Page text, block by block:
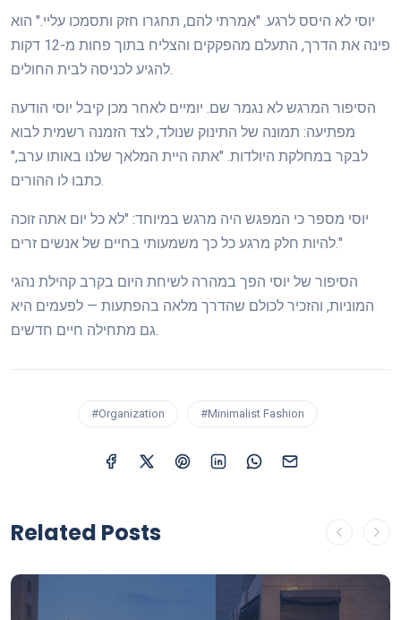
יוסי לא היסס לרגע. "אמרתי להם, תחגרו חזק ותסמכו עליי." הוא
פינה את הדרך, התעלם מהפקקים והצליח בתוך פחות מ-12 דקות
הסיפור המרגש לא נגמר שם. יומיים לאחר מכן קיבל יוסי הודעה
מפתיעה: תמונה של התינוק שנולד, לצד הזמנה רשמית לבוא
לבקר במחלקת היולדות. "אתה היית המלאך שלנו באותו ערב,"
יוסי מספר כי המפגש היה מרגש במיוחד: "לא כל יום אתה זוכה
להיות חלק מרגע כל כך משמעותי בחיים של אנשים זרים."
הסיפור של יוסי הפך במהרה לשיחת היום בקרב קהילת נהגי
המוניות, והזכיר לכולם שהדרך מלאה בהפתעות — לפעמים היא
#Organization #Minimalist Fashion
Related Posts